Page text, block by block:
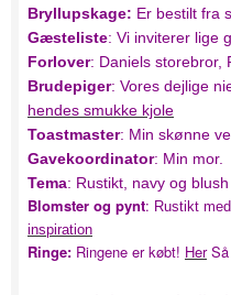
Bryllupskage: Er bestilt fra
Gæsteliste: Vi inviterer lige
Forlover: Daniels storebror,
Brudepiger: Vores dejlige
hendes smukke kjole
Toastmaster: Min skønne
Gavekoordinator: Min mor.
Tema: Rustikt, navy og blush
Blomster og pynt: Rustikt
inspiration
Ringe: Ringene er købt! HerSå